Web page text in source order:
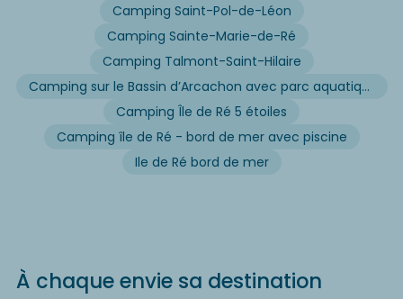
Camping Saint-Pol-de-Léon
Camping Sainte-Marie-de-Ré
Camping Talmont-Saint-Hilaire
Camping sur le Bassin d’Arcachon avec parc aquatique
Camping Île de Ré 5 étoiles
Camping île de Ré - bord de mer avec piscine
Ile de Ré bord de mer
À chaque envie sa destination